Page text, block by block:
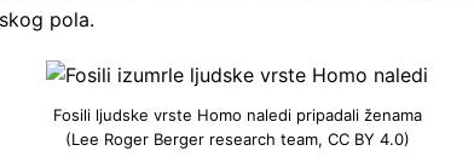
pola.
Fosili ljudske vrste Homo naledi pripadali ženama
(Lee Roger Berger research team, CC BY 4.0)